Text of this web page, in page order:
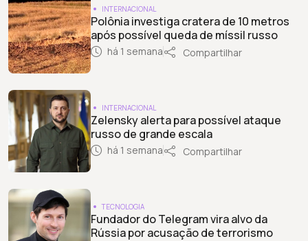
INTERNACIONAL
Polônia investiga cratera de 10 metros
após possível queda de míssil russo
há 1 semana Compartilhar
INTERNACIONAL
Zelensky alerta para possível ataque
russo de grande escala
há 1 semana Compartilhar
TECNOLOGIA
Fundador do Telegram vira alvo da
Rússia por acusação de terrorismo